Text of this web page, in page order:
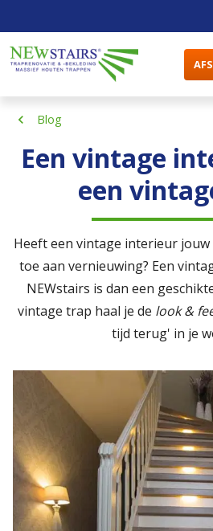
Blog
Een vintage
een
Heeft een vintage interieur
toe aan vernieuwing? Een
NEWstairs is dan een
vintage trap haal je de look &
tijd terug' in je